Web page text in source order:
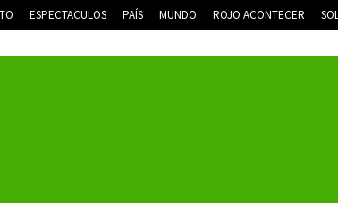
ESPECTACULOS PAÍS MUNDO ROJO ACONTECER